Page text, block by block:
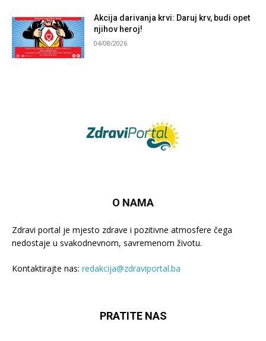
Akcija darivanja krvi: Daruj krv, budi opet
njihov heroj!
04/08/2026
O NAMA
Zdravi portal je mjesto zdrave i pozitivne atmosfere čega
nedostaje u svakodnevnom, savremenom životu.
Kontaktirajte nas: redakcija@zdraviportal.ba
PRATITE NAS